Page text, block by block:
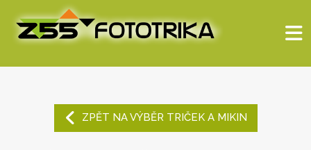
ZPĚT NA VÝBĚR TRIČEK A MIKIN